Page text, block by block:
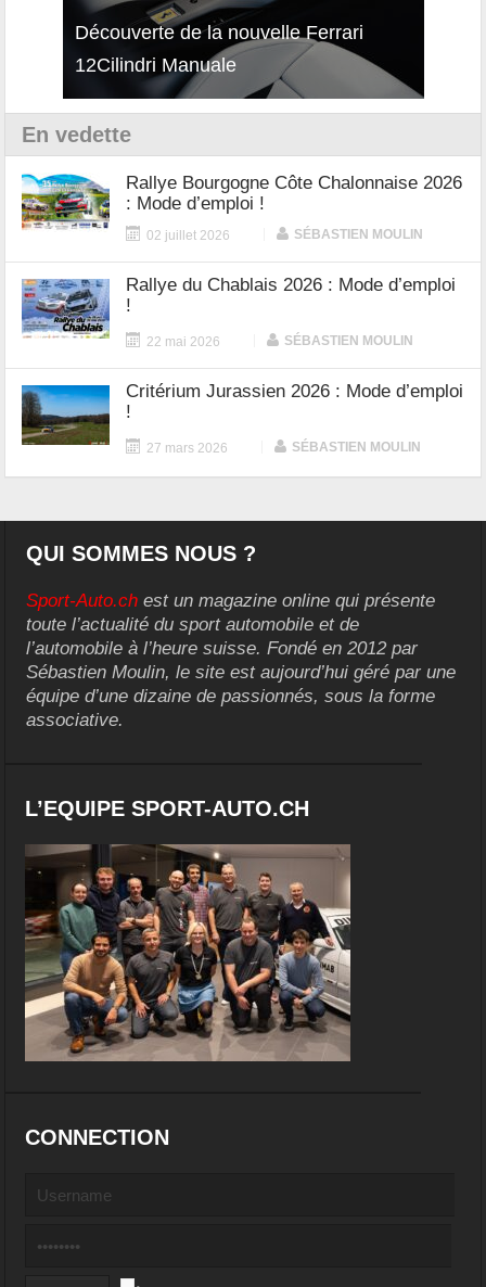
Découverte de la nouvelle Ferrari
12Cilindri Manuale
En vedette
Rallye Bourgogne Côte Chalonnaise 2026
: Mode d’emploi !
02 juillet 2026 SÉBASTIEN MOULIN
Rallye du Chablais 2026 : Mode d’emploi
!
22 mai 2026 SÉBASTIEN MOULIN
Critérium Jurassien 2026 : Mode d’emploi
!
27 mars 2026 SÉBASTIEN MOULIN
QUI SOMMES NOUS ?
Sport-Auto.ch est un magazine online qui présente
toute l’actualité du sport automobile et de
l’automobile à l’heure suisse. Fondé en 2012 par
Sébastien Moulin, le site est aujourd’hui géré par une
équipe d’une dizaine de passionnés, sous la forme
associative.
L’EQUIPE SPORT-AUTO.CH
CONNECTION